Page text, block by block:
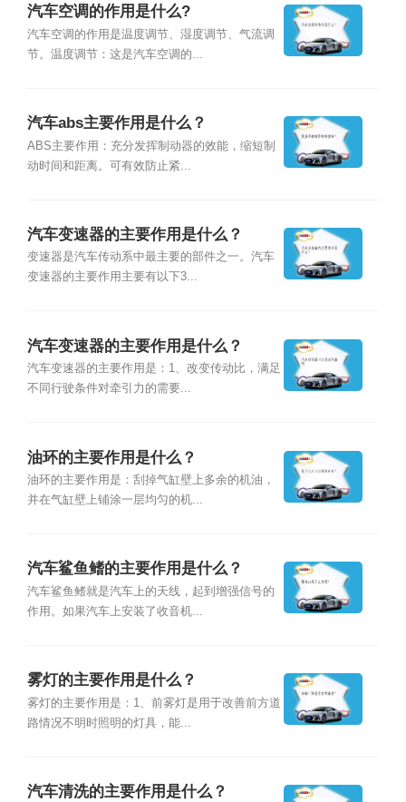
汽车空调的作用是什么?
汽车空调的作用是温度调节、湿度调节、气流调
节。温度调节：这是汽车空调的...
汽车abs主要作用是什么？
ABS主要作用：充分发挥制动器的效能，缩短制
动时间和距离。可有效防止紧...
汽车变速器的主要作用是什么？
变速器是汽车传动系中最主要的部件之一。汽车
变速器的主要作用主要有以下3...
汽车变速器的主要作用是什么？
汽车变速器的主要作用是：1、改变传动比，满足
不同行驶条件对牵引力的需要...
油环的主要作用是什么？
油环的主要作用是：刮掉气缸壁上多余的机油，
并在气缸壁上铺涂一层均匀的机...
汽车鲨鱼鳍的主要作用是什么？
汽车鲨鱼鳍就是汽车上的天线，起到增强信号的
作用。如果汽车上安装了收音机...
雾灯的主要作用是什么？
雾灯的主要作用是：1、前雾灯是用于改善前方道
路情况不明时照明的灯具，能...
汽车清洗的主要作用是什么？